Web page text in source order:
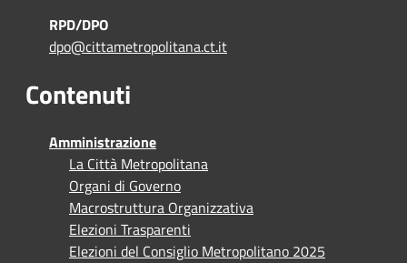
RPD/DPO
dpo@cittametropolitana.ct.it
Contenuti
Amministrazione
La Città Metropolitana
Organi di Governo
Macrostruttura Organizzativa
Elezioni Trasparenti
Elezioni del Consiglio Metropolitano 2025